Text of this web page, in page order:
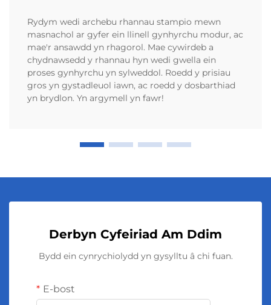
Rydym wedi archebu rhannau stampio mewn
masnachol ar gyfer ein llinell gynhyrchu modur, ac
mae'r ansawdd yn rhagorol. Mae cywirdeb a
chydnawsedd y rhannau hyn wedi gwella ein
proses gynhyrchu yn sylweddol. Roedd y prisiau
gros yn gystadleuol iawn, ac roedd y dosbarthiad
yn brydlon. Yn argymell yn fawr!
Derbyn Cyfeiriad Am Ddim
Bydd ein cynrychiolydd yn gysylltu â chi fuan.
E-bost